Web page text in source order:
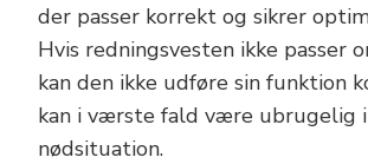
der passer korrekt og sikrer
Hvis redningsvesten ikke passer
kan den ikke udføre sin funktion
kan i værste fald være ubrugelig
nødsituation.